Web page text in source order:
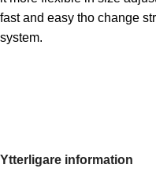
fast and easy tho change
system.
Ytterligare information